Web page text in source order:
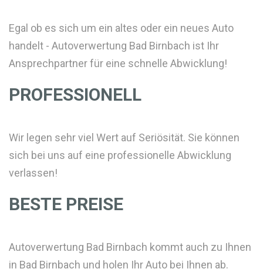
Egal ob es sich um ein altes oder ein neues Auto
handelt - Autoverwertung Bad Birnbach ist Ihr
Ansprechpartner für eine schnelle Abwicklung!
PROFESSIONELL
Wir legen sehr viel Wert auf Seriösität. Sie können
sich bei uns auf eine professionelle Abwicklung
verlassen!
BESTE PREISE
Autoverwertung Bad Birnbach kommt auch zu Ihnen
in Bad Birnbach und holen Ihr Auto bei Ihnen ab.